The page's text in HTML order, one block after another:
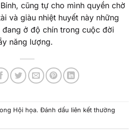
cũng tự cho mình quyền chờ
và giàu nhiệt huyết này những
đang ở độ chín trong cuộc đời
năng lượng.
Hội họa. Đánh dấu liên kết thường